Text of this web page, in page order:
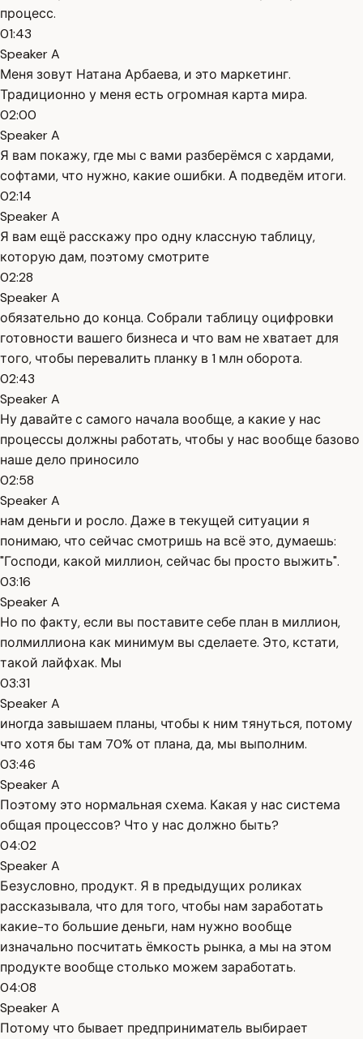
процесс.
01:43
Speaker A
Меня зовут Натана Арбаева, и это маркетинг.
Традиционно у меня есть огромная карта мира.
02:00
Speaker A
Я вам покажу, где мы с вами разберёмся с хардами,
софтами, что нужно, какие ошибки. А подведём итоги.
02:14
Speaker A
Я вам ещё расскажу про одну классную таблицу,
которую дам, поэтому смотрите
02:28
Speaker A
обязательно до конца. Собрали таблицу оцифровки
готовности вашего бизнеса и что вам не хватает для
того, чтобы перевалить планку в 1 млн оборота.
02:43
Speaker A
Ну давайте с самого начала вообще, а какие у нас
процессы должны работать, чтобы у нас вообще базово
наше дело приносило
02:58
Speaker A
нам деньги и росло. Даже в текущей ситуации я
понимаю, что сейчас смотришь на всё это, думаешь:
"Господи, какой миллион, сейчас бы просто выжить".
03:16
Speaker A
Но по факту, если вы поставите себе план в миллион,
полмиллиона как минимум вы сделаете. Это, кстати,
такой лайфхак. Мы
03:31
Speaker A
иногда завышаем планы, чтобы к ним тянуться, потому
что хотя бы там 70% от плана, да, мы выполним.
03:46
Speaker A
Поэтому это нормальная схема. Какая у нас система
общая процессов? Что у нас должно быть?
04:02
Speaker A
Безусловно, продукт. Я в предыдущих роликах
рассказывала, что для того, чтобы нам заработать
какие-то большие деньги, нам нужно вообще
изначально посчитать ёмкость рынка, а мы на этом
продукте вообще столько можем заработать.
04:08
Speaker A
Потому что бывает предприниматель выбирает